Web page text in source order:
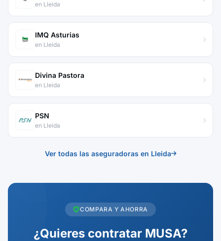
en Lleida
IMQ Asturias
en Lleida
Divina Pastora
en Lleida
PSN
en Lleida
Ver todas las aseguradoras en Lleida
COMPARA Y AHORRA
¿Quieres contratar MUSA?